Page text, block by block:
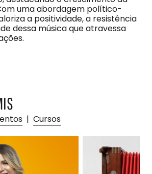
uma abordagem político-
a positividade, a resistência
dessa música que atravessa
| Cursos